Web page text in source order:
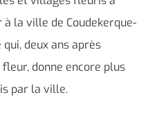
la ville de Coudekerque-
deux ans après
donne encore plus
par la ville.